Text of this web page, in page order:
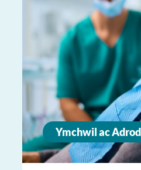
Ymchwil ac